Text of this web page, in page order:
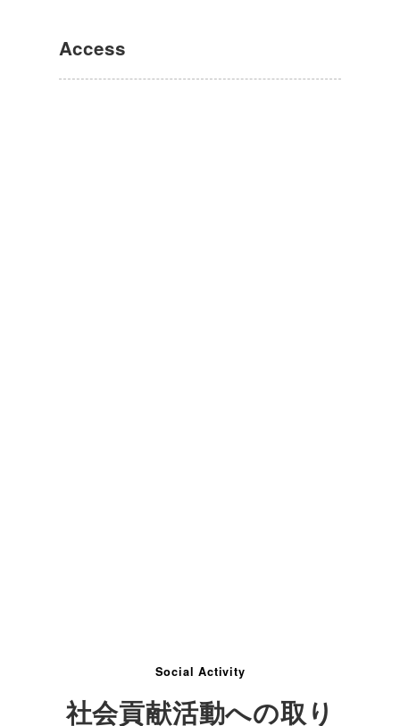
Access
Social Activity
社会貢献活動への取り